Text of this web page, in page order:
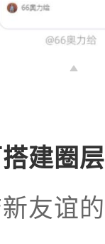
建圈
友谊